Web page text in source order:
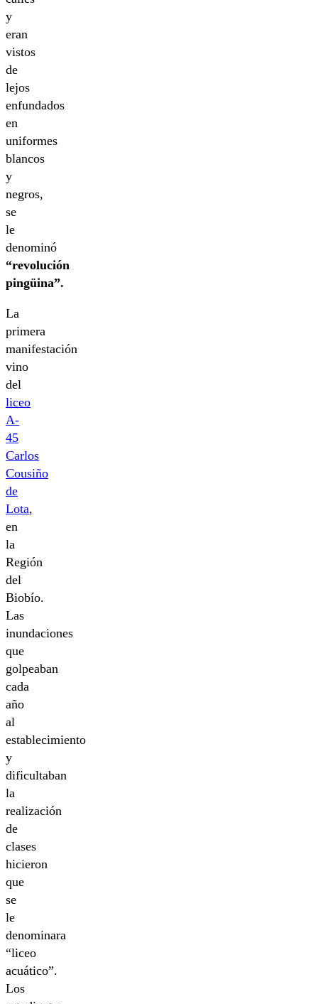
y
eran
vistos
de
lejos
enfundados
en
uniformes
blancos
y
negros,
se
le
denominó
“revolución
pingüina”.
La
primera
manifestación
vino
del
liceo
A-
45
Carlos
Cousiño
de
Lota,
en
la
Región
del
Biobío.
Las
inundaciones
que
golpeaban
cada
año
al
establecimiento
y
dificultaban
la
realización
de
clases
hicieron
que
se
le
denominara
“liceo
acuático”.
Los